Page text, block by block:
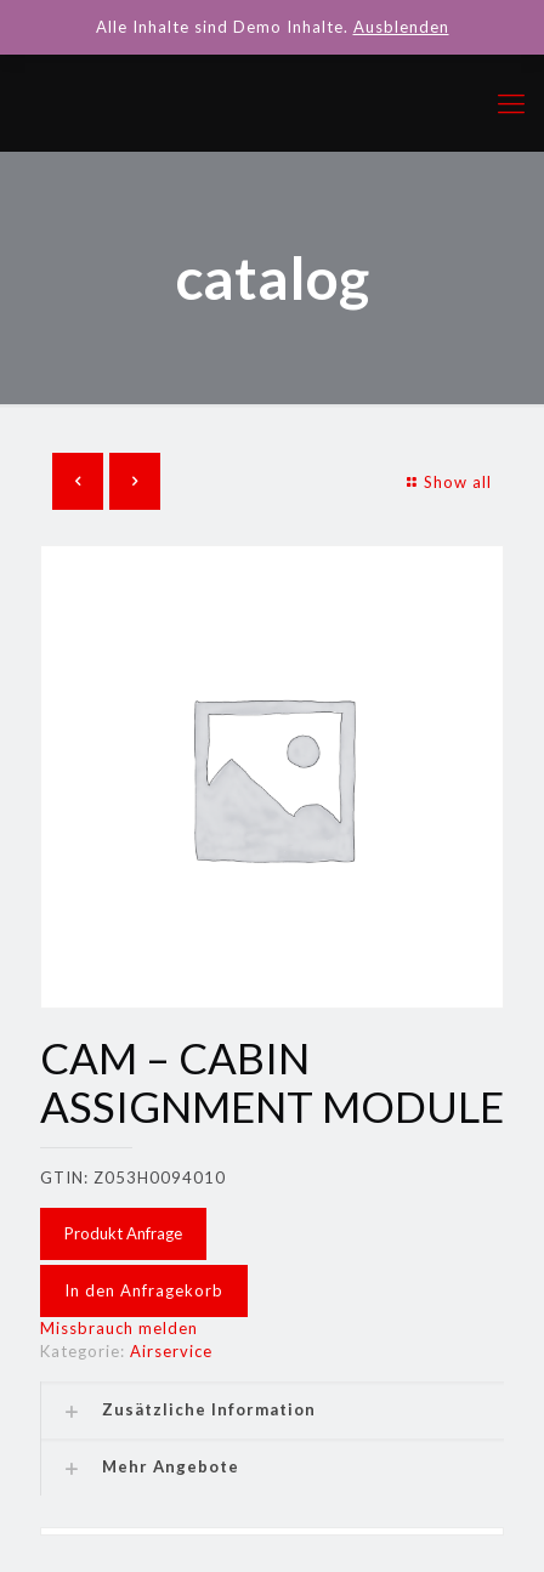
catalog
Show all
CAM – CABIN
ASSIGNMENT MODULE
GTIN: Z053H0094010
Produkt Anfrage
In den Anfragekorb
Missbrauch melden
Kategorie: Airservice
Zusätzliche Information
Mehr Angebote
Alle Inhalte sind Demo Inhalte. Ausblenden